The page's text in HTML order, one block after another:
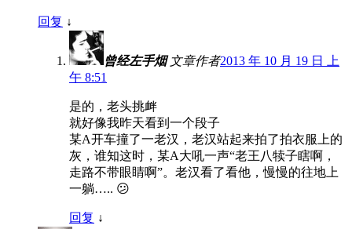
回复 ↓
曾经左手烟 文章作者2013 年 10 月 19 日 上
午 8:51
是的，老头挑衅
就好像我昨天看到一个段子
某A开车撞了一老汉，老汉站起来拍了拍衣服上的
灰，谁知这时，某A大吼一声“老王八犊子瞎啊，
走路不带眼睛啊”。老汉看了看他，慢慢的往地上
一躺….. 😕
回复 ↓